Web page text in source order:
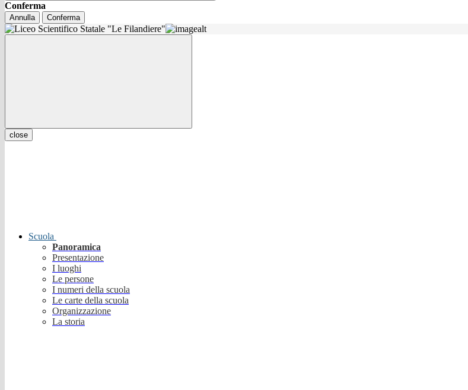
Conferma
Annulla Conferma
close
Scuola
Panoramica
Presentazione
I luoghi
Le persone
I numeri della scuola
Le carte della scuola
Organizzazione
La storia